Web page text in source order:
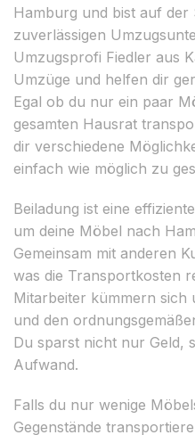
Hamburg und bist auf der
zuverlässigen
Umzugsprofi Fiedler aus
Umzüge und helfen dir
Egal ob du nur ein paar
gesamten Hausrat
dir verschiedene
einfach wie möglich zu
Beiladung ist eine
um deine Möbel nach
Gemeinsam mit anderen
was die Transportkosten
Mitarbeiter kümmern sich
und den
Du sparst nicht nur Geld,
Aufwand.
Falls du nur wenige
Gegenstände